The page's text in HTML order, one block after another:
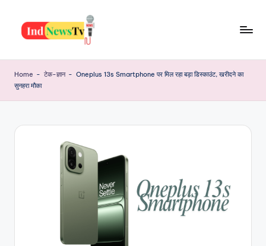
n
d
Jobs,
Home - टेक-ज्ञान - Oneplus 13s Smartphone पर मिल रहा बड़ा डिस्काउंट, खरीदने का
सुनहरा मौका